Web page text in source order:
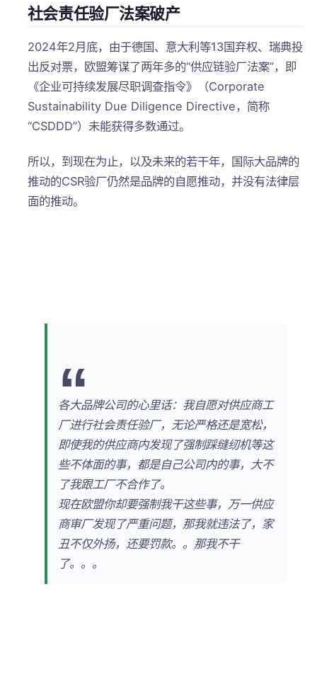
社会责任验厂法案破产
2024年2月底，由于德国、意大利等13国弃权、瑞典投
出反对票，欧盟筹谋了两年多的“供应链验厂法案”，即
《企业可持续发展尽职调查指令》（Corporate
Sustainability Due Diligence Directive，简称
“CSDDD”）未能获得多数通过。
所以，到现在为止，以及未来的若干年，国际大品牌的
推动的CSR验厂仍然是品牌的自愿推动，并没有法律层
面的推动。
各大品牌公司的心里话：我自愿对供应商工
厂进行社会责任验厂，无论严格还是宽松，
即使我的供应商内发现了强制踩缝纫机等这
些不体面的事，都是自己公司内的事，大不
了我跟工厂不合作了。
现在欧盟你却要强制我干这些事，万一供应
商审厂发现了严重问题，那我就违法了，家
丑不仅外扬，还要罚款。。那我不干
了。。。